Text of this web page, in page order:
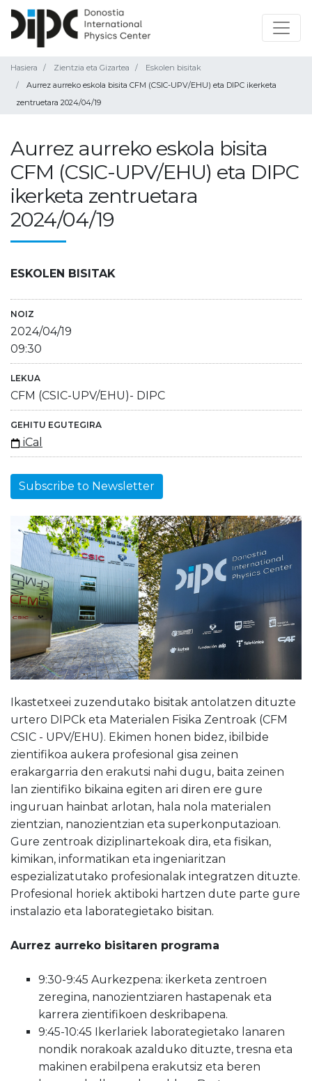
Hasiera Zientzia eta Gizartea
Eskolen bisitak
Aurrez aurreko eskola bisita CFM (CSIC-UPV/EHU) eta DIPC ikerketa
zentruetara 2024/04/19
Aurrez aurreko eskola bisita
CFM (CSIC-UPV/EHU) eta DIPC
ikerketa zentruetara
2024/04/19
ESKOLEN BISITAK
NOIZ
2024/04/19
09:30
LEKUA
CFM (CSIC-UPV/EHU)- DIPC
GEHITU EGUTEGIRA
iCal
Subscribe to Newsletter
Ikastetxeei zuzendutako bisitak antolatzen dituzte
urtero DIPCk eta Materialen Fisika Zentroak (CFM
CSIC - UPV/EHU). Ekimen honen bidez, ibilbide
zientifikoa aukera profesional gisa zeinen
erakargarria den erakutsi nahi dugu, baita zeinen
lan zientifiko bikaina egiten ari diren ere gure
inguruan hainbat arlotan, hala nola materialen
zientzian, nanozientzian eta superkonputazioan.
Gure zentroak diziplinartekoak dira, eta fisikan,
kimikan, informatikan eta ingeniaritzan
espezializatutako profesionalak integratzen dituzte.
Profesional horiek aktiboki hartzen dute parte gure
instalazio eta laborategietako bisitan.
Aurrez aurreko bisitaren programa
9:30-9:45 Aurkezpena: ikerketa zentroen
zeregina, nanozientziaren hastapenak eta
karrera zientifikoen deskribapena.
9:45-10:45 Ikerlariek laborategietako lanaren
nondik norakoak azalduko dituzte, tresna eta
makinen erabilpena erakutsiz eta beren